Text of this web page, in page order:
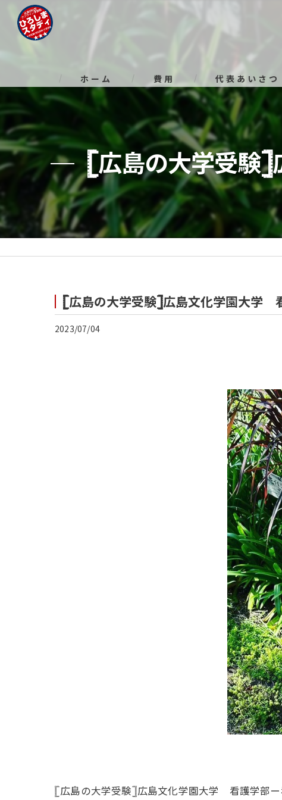
ホーム
費用 代表あいさつ
𓊈広島の大学受験
𓊈広島の大学受験𓊉広島文化学園大学
2023/07/04
𓊈広島の大学受験𓊉広島文化学園大学 看護学部